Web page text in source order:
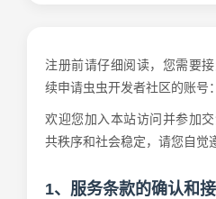
注册前请仔细阅读，您需要
续申请虫虫开发者社区的账号：
欢迎您加入本站访问并参加
共秩序和社会稳定，请您自觉
1、服务条款的确认和